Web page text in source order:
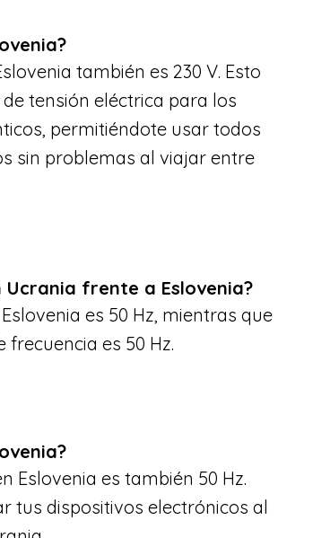
también es 230 V. Esto
tensión eléctrica para los
permitiéndote usar todos
sin problemas al viajar entre
Ucrania frente a Eslovenia?
es 50 Hz, mientras que
es 50 Hz.
Eslovenia es también 50 Hz.
tus dispositivos electrónicos al